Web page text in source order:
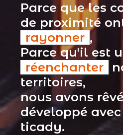
Parce que les
de proximité
rayonner ,
Parce qu'il est
réenchanter
territoires,
nous avons
développé
ticady.